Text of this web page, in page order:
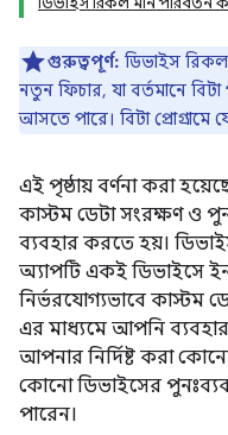
গুরুত্বপূর্ণ: ডিভাইস রিকল
নতুন ফিচার, যা বর্তমানে
আসতে পারে। বিটা প্রোগ্রামে
এই পৃষ্ঠায় বর্ণনা করা
কাস্টম ডেটা সংরক্ষণ ও
ব্যবহার করতে হয়।
অ্যাপটি একই ডিভাইসে
নির্ভরযোগ্যভাবে কাস্টম
এর মাধ্যমে আপনি
আপনার নির্দিষ্ট করা
কোনো ডিভাইসের
পারেন।